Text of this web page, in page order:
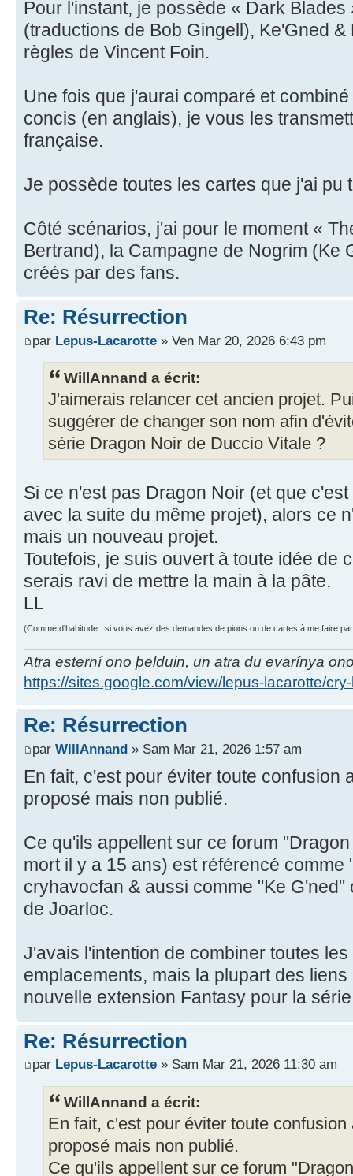
Pour l'instant, je possède « Dark
(traductions de Bob Gingell), Ke'Gned
règles de Vincent Foin.
Une fois que j'aurai comparé et
concis (en anglais), je vous les
française.
Je possède toutes les cartes que j'ai pu
Côté scénarios, j'ai pour le moment «
Bertrand), la Campagne de Nogrim (Ke
créés par des fans.
Re: Résurrection
par Lepus-Lacarotte » Ven Mar 20, 2026 6:43 pm
WillAnnand a écrit:
J'aimerais relancer cet ancien projet.
suggérer de changer son nom afin
série Dragon Noir de Duccio Vitale ?
Si ce n'est pas Dragon Noir (et que
avec la suite du même projet), alors ce
mais un nouveau projet.
Toutefois, je suis ouvert à toute idée de
serais ravi de mettre la main à la pâte.
LL
(Comme d'habitude : si vous avez des demandes de pions ou de cartes à me faire
Atra esterní ono þelduin, un atra du evarínya
https://sites.google.com/view/lepus-lacarotte/
Re: Résurrection
par WillAnnand » Sam Mar 21, 2026 1:57 am
En fait, c'est pour éviter toute confusion
proposé mais non publié.
Ce qu'ils appellent sur ce forum
mort il y a 15 ans) est référencé comme
cryhavocfan & aussi comme "Ke
de Joarloc.
J'avais l'intention de combiner toutes
emplacements, mais la plupart des
nouvelle extension Fantasy pour la
Re: Résurrection
par Lepus-Lacarotte » Sam Mar 21, 2026 11:30 am
WillAnnand a écrit:
En fait, c'est pour éviter toute
proposé mais non publié.
Ce qu'ils appellent sur ce forum